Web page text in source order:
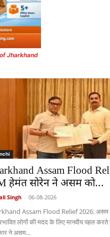
Jharkhand
Assam Flood
हेमंत सोरेन ने असम को...
Singh - 06-08-2026
Assam Flood Relief 2026: असम
लोगों की मदद के लिए मानवीय पहल
ने असम...